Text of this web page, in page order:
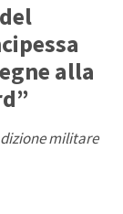
alla
militare